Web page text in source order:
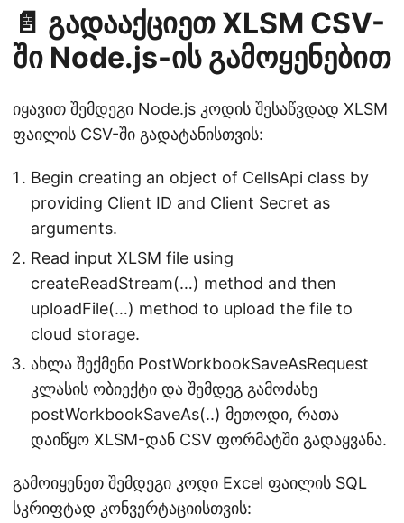
📄 გადააქციეთ XLSM CSV-
ში Node.js-ის გამოყენებით
იყავით შემდეგი Node.js კოდის შესაწვდად XLSM
ფაილის CSV-ში გადატანისთვის:
Begin creating an object of CellsApi class by
providing Client ID and Client Secret as
arguments.
Read input XLSM file using
createReadStream(…) method and then
uploadFile(…) method to upload the file to
cloud storage.
ახლა შექმენი PostWorkbookSaveAsRequest
კლასის ობიექტი და შემდეგ გამოძახე
postWorkbookSaveAs(..) მეთოდი, რათა
დაიწყო XLSM-დან CSV ფორმატში გადაყვანა.
გამოიყენეთ შემდეგი კოდი Excel ფაილის SQL
სკრიფტად კონვერტაციისთვის: